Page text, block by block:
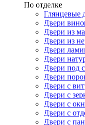
По отделке
Глянцевые
Двери
Двери из
Двери из
Двери
Двери
Двери под
Двери
Двери с
Двери с
Двери с
Двери с
Двери с